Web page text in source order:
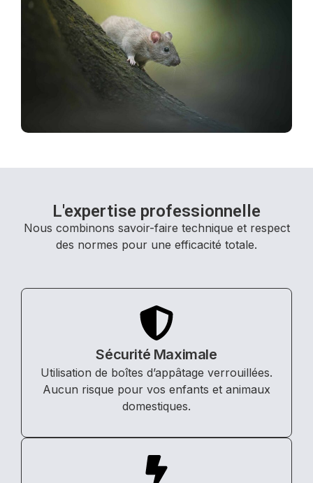
L'expertise professionnelle
Nous combinons savoir-faire technique et respect
des normes pour une efficacité totale.
Sécurité Maximale
Utilisation de boîtes d’appâtage verrouillées.
Aucun risque pour vos enfants et animaux
domestiques.